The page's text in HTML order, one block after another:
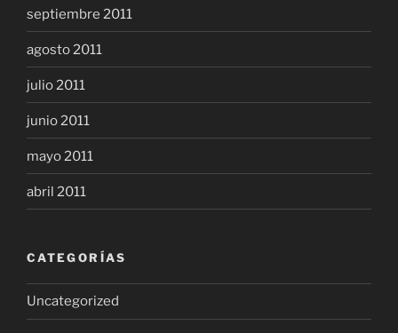
septiembre 2011
agosto 2011
julio 2011
junio 2011
mayo 2011
abril 2011
CATEGORÍAS
Uncategorized